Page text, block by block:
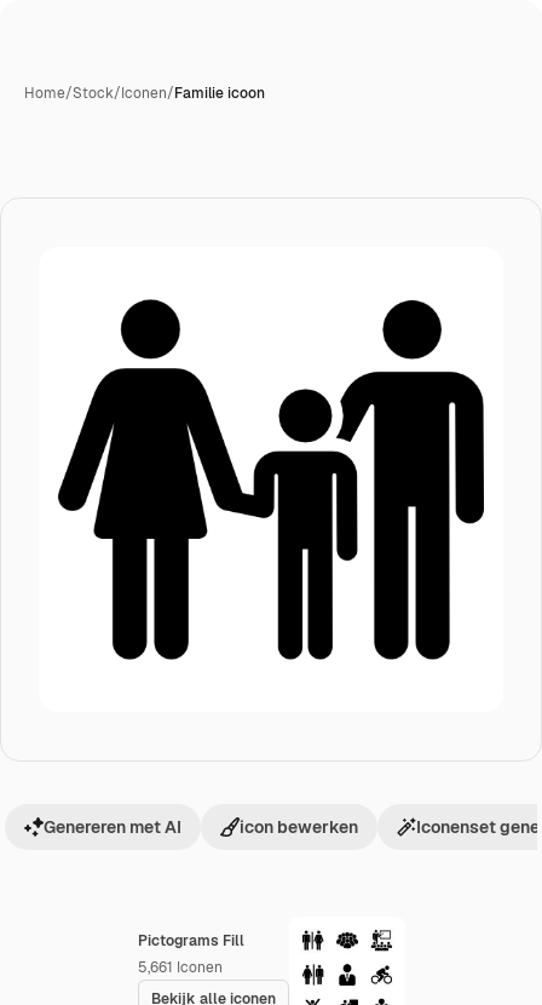
Home/Stock/Iconen/Familie icoon
Pictograms Fill
5,661 Iconen
Bekijk alle iconen
Genereren met AI icon bewerken Iconenset